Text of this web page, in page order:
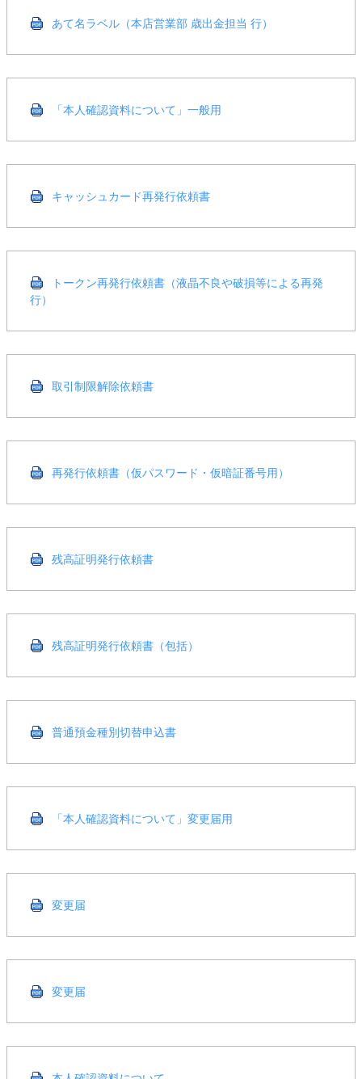
あて名ラベル（本店営業部 歳出金担当 行）
「本人確認資料について」一般用
キャッシュカード再発行依頼書
トークン再発行依頼書（液晶不良や破損等による再発
行）
取引制限解除依頼書
再発行依頼書（仮パスワード・仮暗証番号用）
残高証明発行依頼書
残高証明発行依頼書（包括）
普通預金種別切替申込書
「本人確認資料について」変更届用
変更届
変更届